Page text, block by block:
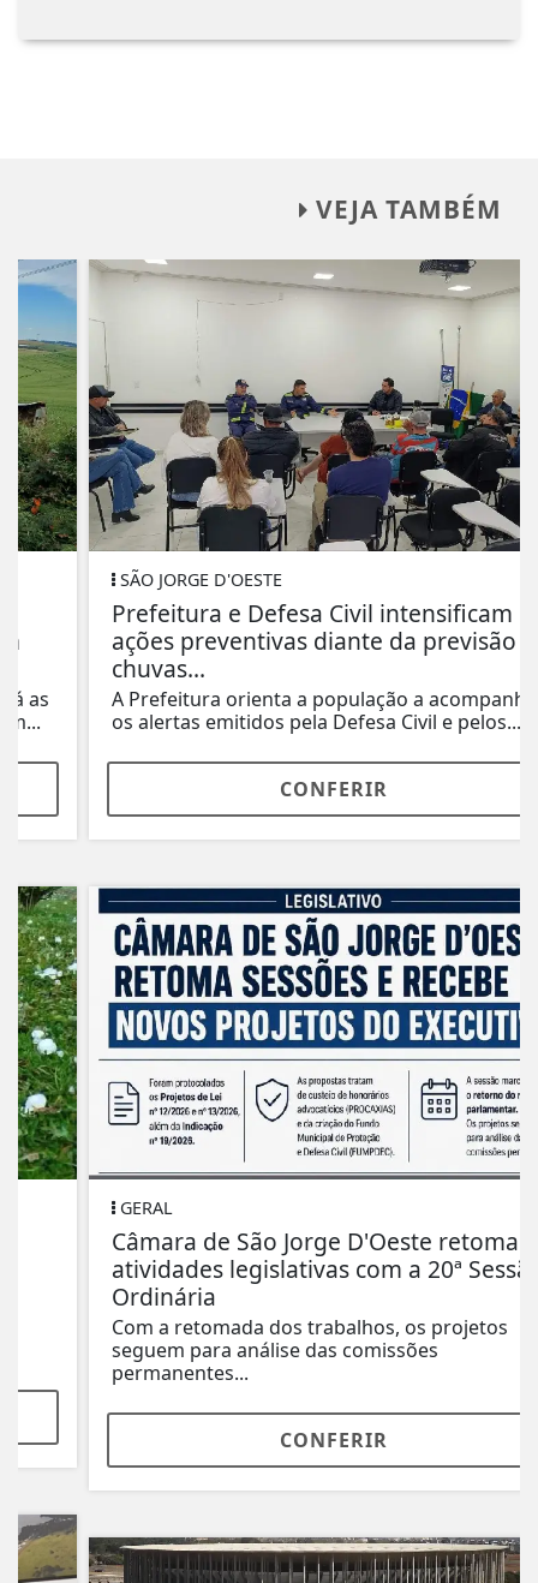
VEJA TAMBÉM
SÃO JORGE D'OESTE
Prefeitura e Defesa Civil intensificam
ações preventivas diante da previsão de
chuvas...
A Prefeitura orienta a população a acompanhar
os alertas emitidos pela Defesa Civil e pelos...
CONFERIR
Câmara de São Jorge D'Oeste retoma
atividades legislativas com a 20ª Sessão
Ordinária
Com a retomada dos trabalhos, os projetos
seguem para análise das comissões
permanentes...
CONFERIR